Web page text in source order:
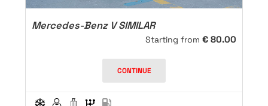
Mercedes-Benz V SIMILAR
Starting from € 80.00
CONTINUE